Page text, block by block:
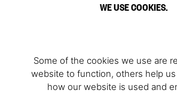
WE USE COOKIES.
Some of the cookies we use are
website to function, others help
how our website is used and